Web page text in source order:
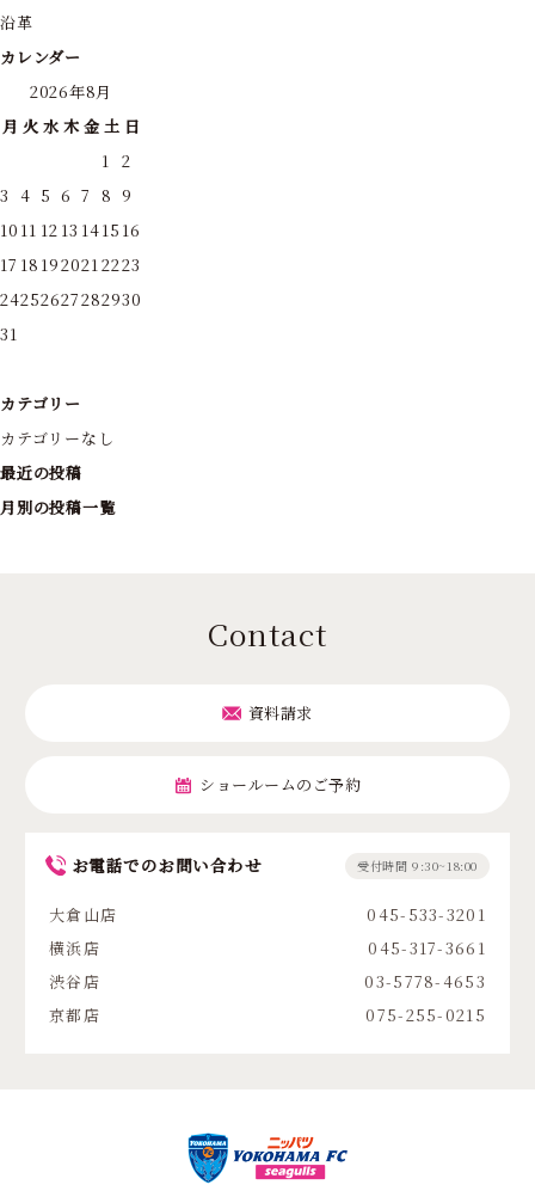
沿革
カレンダー
2026年8月
月 火水 木金 土 日
1 2
3 4 5 6 7 8 9
10 11 12 13 1415 16
17 18 1920212223
24252627282930
31
カテゴリー
カテゴリーなし
最近の投稿
月別の投稿一覧
Contact
資料請求
ショールームのご予約
お電話でのお問い合わせ 受付時間 9:30~18:00
大倉山店
045-533-3201
横浜店
045-317-3661
渋谷店
03-5778-4653
京都店
075-255-0215